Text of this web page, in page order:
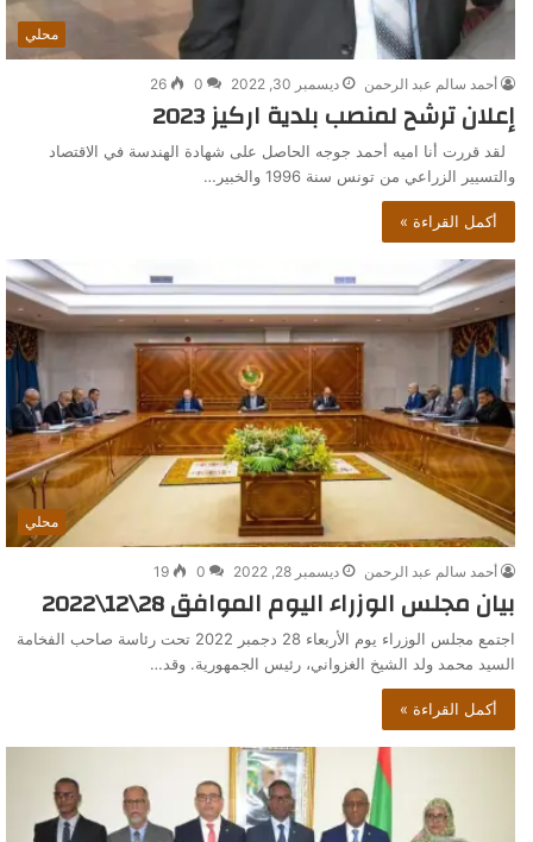
محلي
أحمد سالم عبد الرحمن ديسمبر 30, 2022 0
26
إعلان ترشح لمنصب بلدية اركيز 2023
لقد قررت أنا اميه أحمد جوجه الحاصل على شهادة الهندسة في الاقتصاد
والتسيير الزراعي من تونس سنة 1996 والخبير…
أكمل القراءة »
محلي
أحمد سالم عبد الرحمن ديسمبر 28, 2022 0
19
بيان مجلس الوزراء اليوم الموافق 28\12\2022
اجتمع مجلس الوزراء يوم الأربعاء 28 دجمبر 2022 تحت رئاسة صاحب الفخامة
السيد محمد ولد الشيخ الغزواني، رئيس الجمهورية. وقد…
أكمل القراءة »